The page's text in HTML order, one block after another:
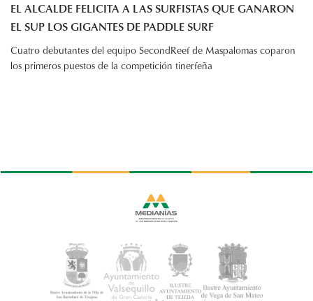
EL ALCALDE FELICITA A LAS SURFISTAS QUE GANARON
EL SUP LOS GIGANTES DE PADDLE SURF
Cuatro debutantes del equipo SecondReef de Maspalomas coparon
los primeros puestos de la competición tinerfeña